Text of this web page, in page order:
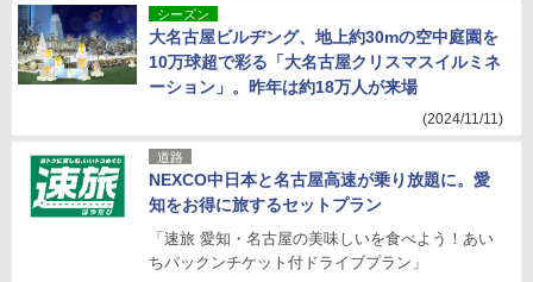
シーズン
大名古屋ビルヂング、地上約30mの空中庭園を
10万球超で彩る「大名古屋クリスマスイルミネ
ーション」。昨年は約18万人が来場
(2024/11/11)
道路
NEXCO中日本と名古屋高速が乗り放題に。愛
知をお得に旅するセットプラン
「速旅 愛知・名古屋の美味しいを食べよう！あい
ちパックンチケット付ドライブプラン」